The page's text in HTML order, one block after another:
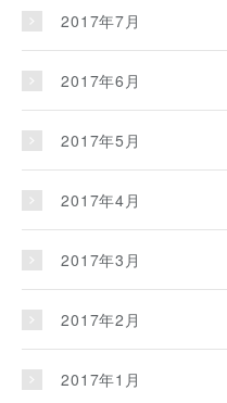
2017年7月
2017年6月
2017年5月
2017年4月
2017年3月
2017年2月
2017年1月